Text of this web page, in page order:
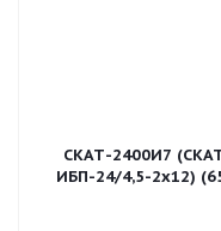
СКАТ-2400И7
ИБП-24/4,5-2x12)